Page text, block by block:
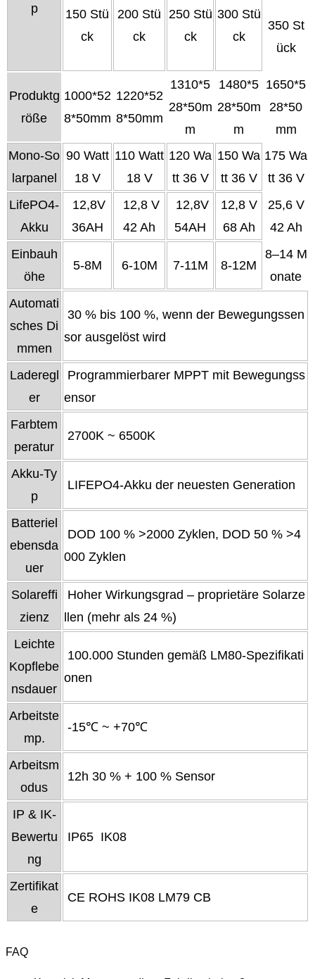
p
150 Stü
ck
200 Stü
ck
250 Stü
ck
300 Stü
ck
350 St
ück
Produktg
röße
1000*52
8*50mm
1220*52
8*50mm
1310*5
28*50m
m
1480*5
28*50m
m
1650*5
28*50
mm
Mono-So
larpanel
90 Watt
18 V
110 Watt
18 V
120 Wa
tt 36 V
150 Wa
tt 36 V
175 Wa
tt 36 V
LifePO4-
Akku
12,8V
36AH
12,8 V
42 Ah
12,8V
54AH
12,8 V
68 Ah
25,6 V
42 Ah
Einbauh
öhe
5-8M 6-10M 7-11M 8-12M
8–14 M
onate
Automati
sches Di
mmen
30 % bis 100 %, wenn der Bewegungssen
sor ausgelöst wird
Laderegl
er
Programmierbarer MPPT mit Bewegungss
ensor
Farbtem
peratur
2700K ~ 6500K
Akku-Ty
p
LIFEPO4-Akku der neuesten Generation
Batteriel
ebensda
uer
DOD 100 % >2000 Zyklen, DOD 50 % >4
000 Zyklen
Solareffi
zienz
Hoher Wirkungsgrad – proprietäre Solarze
llen (mehr als 24 %)
Leichte
Kopflebe
nsdauer
100.000 Stunden gemäß LM80-Spezifikati
onen
Arbeitste
mp.
-15℃ ~ +70℃
Arbeitsm
odus
12h 30 % + 100 % Sensor
IP & IK-
Bewertu
ng
IP65 IK08
Zertifikat
e
CE ROHS IK08 LM79 CB
FAQ